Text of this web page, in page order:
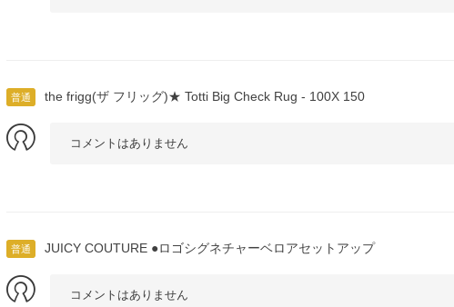
普通 the frigg(ザ フリッグ)★ Totti Big Check Rug - 100X 150
コメントはありません
普通 JUICY COUTURE ●ロゴシグネチャーベロアセットアップ
コメントはありません